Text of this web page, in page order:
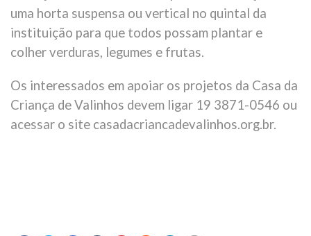
uma horta suspensa ou vertical no quintal da
instituição para que todos possam plantar e
colher verduras, legumes e frutas.
Os interessados em apoiar os projetos da Casa da
Criança de Valinhos devem ligar 19 3871-0546 ou
acessar o site casadacriancadevalinhos.org.br.